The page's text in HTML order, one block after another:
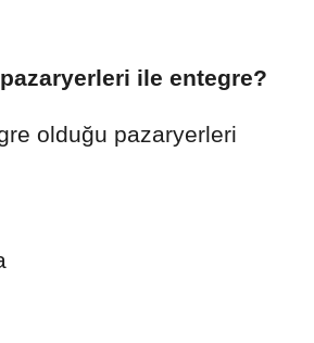
ile entegre?
olduğu pazaryerleri